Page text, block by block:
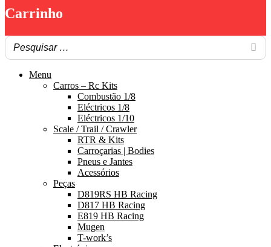
Carrinho
Menu
Carros – Rc Kits
Combustão 1/8
Eléctricos 1/8
Eléctricos 1/10
Scale / Trail / Crawler
RTR & Kits
Carroçarias | Bodies
Pneus e Jantes
Acessórios
Peças
D819RS HB Racing
D817 HB Racing
E819 HB Racing
Mugen
T-work’s